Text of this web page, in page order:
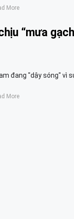
More
“mưa
đang "dậy sóng" vì
More